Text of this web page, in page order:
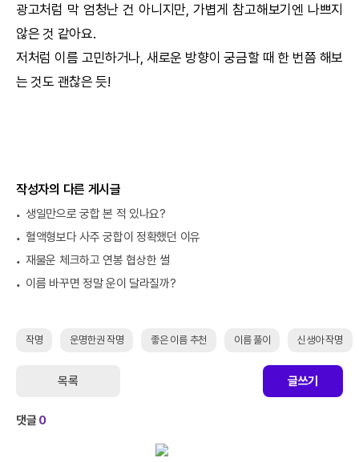
광고처럼 막 엄청난 건 아니지만, 가볍게 참고해보기엔 나쁘지
않은 것 같아요.
저처럼 이름 고민하거나, 새로운 방향이 궁금할 때 한 번쯤 해보
는 것도 괜찮은 듯!
작성자의 다른 게시글
생일만으로 궁합 본 적 있나요?
혈액형보다 사주 궁합이 정확했던 이유
재물운 체크하고 연봉 협상한 썰
이름 바꾸면 정말 운이 달라질까?
작명 운명한권 작명 좋은 이름 추천 이름 풀이 신생아 작명
목록 글쓰기
댓글0